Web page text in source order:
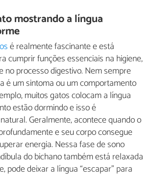
mostrando a língua
é realmente fascinante e está
cumprir funções essenciais na higiene,
no processo digestivo. Nem sempre
é um sintomaou um comportamento
muitos gatos colocam a língua
estão dormindo e isso é
Geralmente, acontece quando o
e seu corpo consegue
energia. Nessa fase de sono
do bichano também está relaxada
pode deixar a língua “escapar” para